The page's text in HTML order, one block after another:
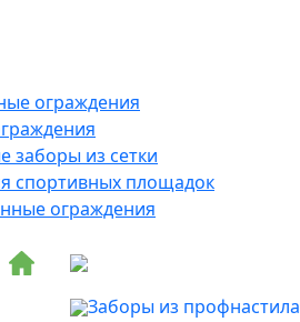
ограждения
заборы из сетки
спортивных площадок
ограждения
Заборы из профнастила